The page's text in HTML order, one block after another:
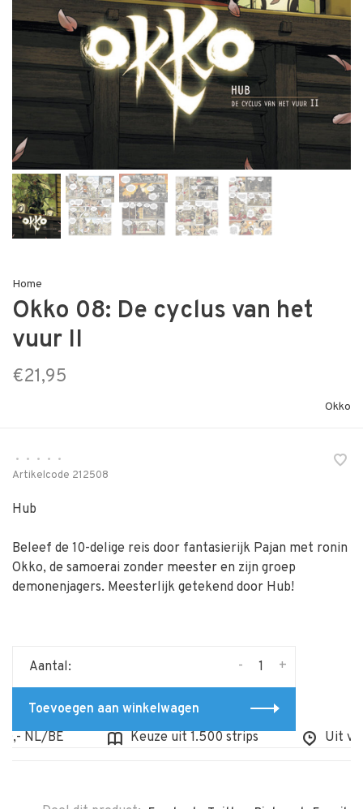
Home
Okko 08: De cyclus van het
vuur II
€21,95
Okko
• • • •
•
Artikelcode 212508
Hub
Beleef de 10-delige reis door fantasierijk Pajan met ronin
Okko, de samoerai zonder meester en zijn groep
demonenjagers. Meesterlijk getekend door Hub!
Aantal: +
-
Toevoegen aan winkelwagen
NL/BE
Keuze uit 1.500 strips Uit